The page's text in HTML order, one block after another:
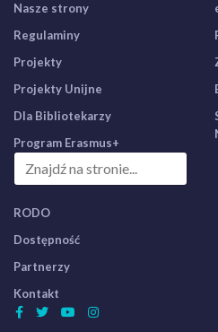
Nasze strony
Regulaminy
Projekty
Projekty Unijne
Dla Bibliotekarzy
Program Erasmus+
RODO
Dostępność
Partnerzy
Kontakt